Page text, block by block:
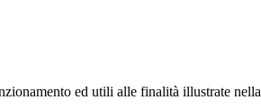
ed utili alle finalità illustrate nella